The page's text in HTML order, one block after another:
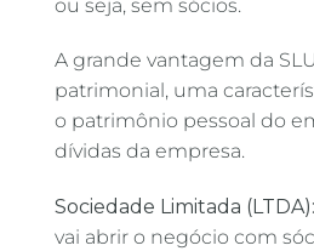
ou seja, sem sócios.
A grande vantagem da
patrimonial, uma
o patrimônio pessoal do
dívidas da empresa.
Sociedade Limitada (LTDA):
vai abrir o negócio com